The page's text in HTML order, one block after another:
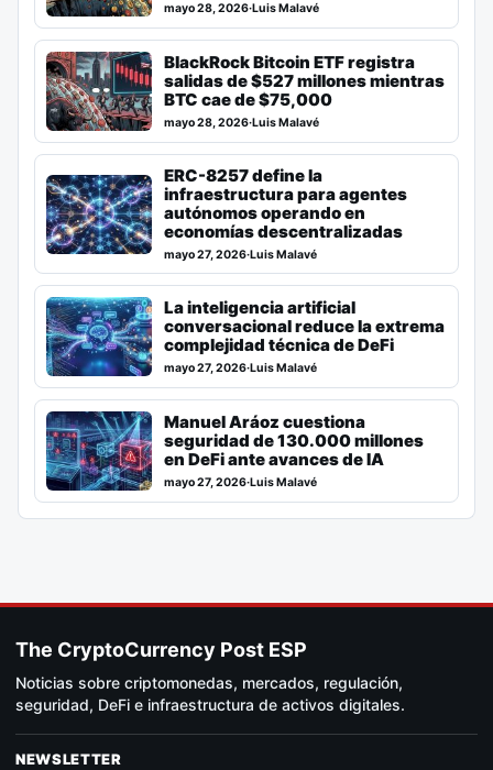
mayo 28, 2026·Luis Malavé
BlackRock Bitcoin ETF registra
salidas de $527 millones mientras
BTC cae de $75,000
mayo 28, 2026·Luis Malavé
ERC-8257 define la
infraestructura para agentes
autónomos operando en
economías descentralizadas
mayo 27, 2026·Luis Malavé
La inteligencia artificial
conversacional reduce la extrema
complejidad técnica de DeFi
mayo 27, 2026·Luis Malavé
Manuel Aráoz cuestiona
seguridad de 130.000 millones
en DeFi ante avances de IA
mayo 27, 2026·Luis Malavé
The CryptoCurrency Post ESP
Noticias sobre criptomonedas, mercados, regulación,
seguridad, DeFi e infraestructura de activos digitales.
NEWSLETTER